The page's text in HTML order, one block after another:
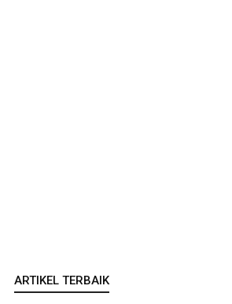
ARTIKEL TERBAIK